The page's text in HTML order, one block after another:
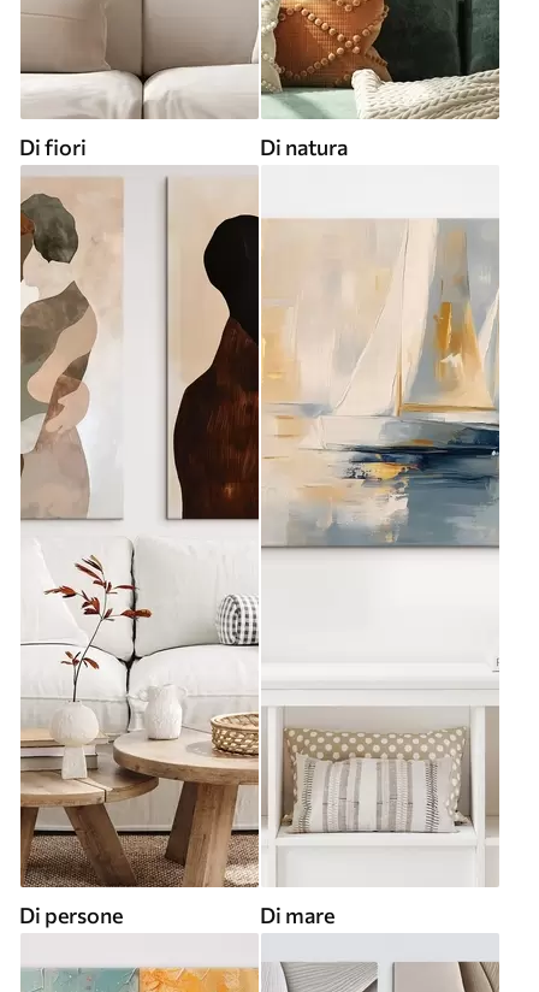
Di fiori Di natura
Di persone Di mare